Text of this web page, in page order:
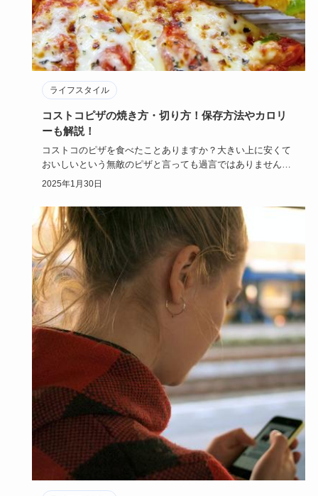
ライフスタイル
コストコピザの焼き方・切り方！保存方法やカロリ
ーも解説！
コストコのピザを食べたことありますか？大きい上に安くて
おいしいという無敵のピザと言っても過言ではありません！
焼き方次第で心…
2025年1月30日